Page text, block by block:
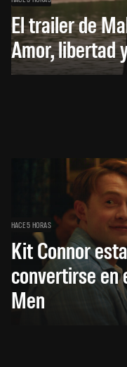
El trailer de
Amor, libertad
HACE 5 HORAS
Kit Connor
convertirse en
Men